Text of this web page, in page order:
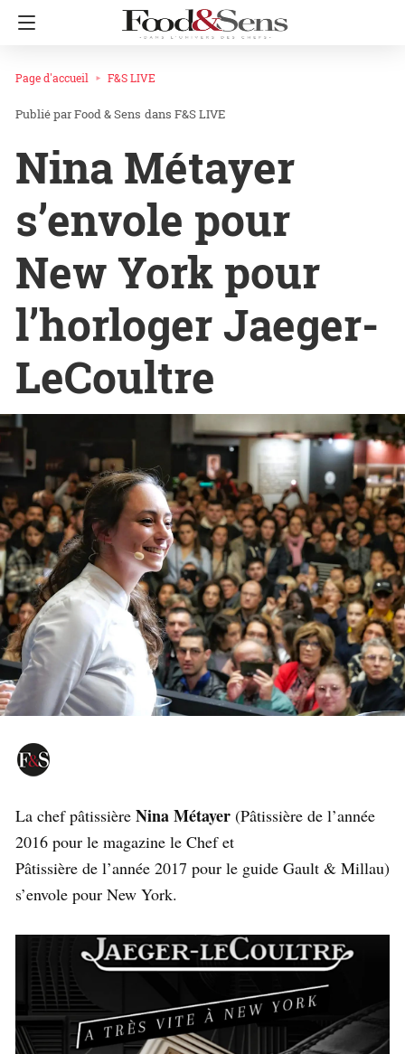
Page d'accueil F&S LIVE
Food & Sens dans F&S LIVE
Nina Métayer
s’envole pour
New York pour
l’horloger Jaeger-
LeCoultre
La chef pâtissière Nina Métayer (Pâtissière de l’année
2016 pour le magazine le Chef et
Pâtissière de l’année 2017 pour le guide Gault & Millau)
s’envole pour New York.